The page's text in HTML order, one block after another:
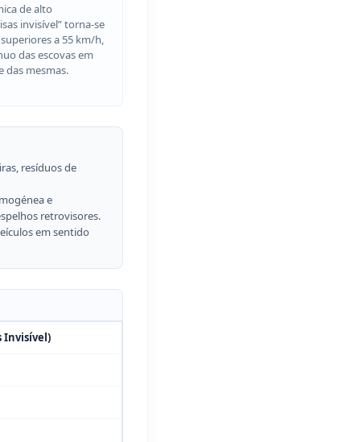
de alto
invisível” torna-se
a 55 km/h,
das escovas em
das mesmas.
resíduos de
e
retrovisores.
em sentido
Invisível)